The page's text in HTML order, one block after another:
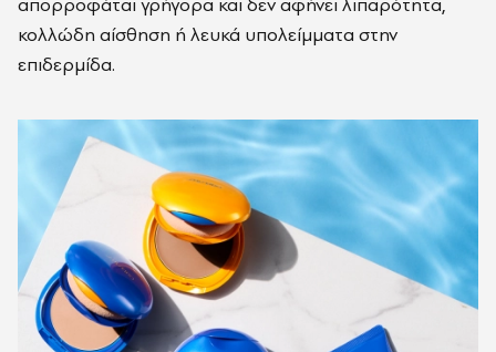
κολλώδη αίσθηση ή λευκά υπολείμματα στην
επιδερμίδα.